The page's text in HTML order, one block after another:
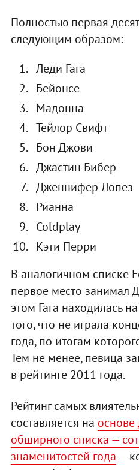
Полностью первая
следующим образом:
Леди Гага
Бейонсе
Мадонна
Тейлор Свифт
Бон Джови
Джастин Бибер
Дженнифер Лопез
Рианна
Coldplay
Кэти Перри
В аналогичном списке
первое место занимал
этом Гага находилась
того, что не играла
года, по итогам
Тем не менее, певица
в рейтинге 2011 года.
Рейтинг самых
составляется на основе
обширного списка —
знаменитостей года —